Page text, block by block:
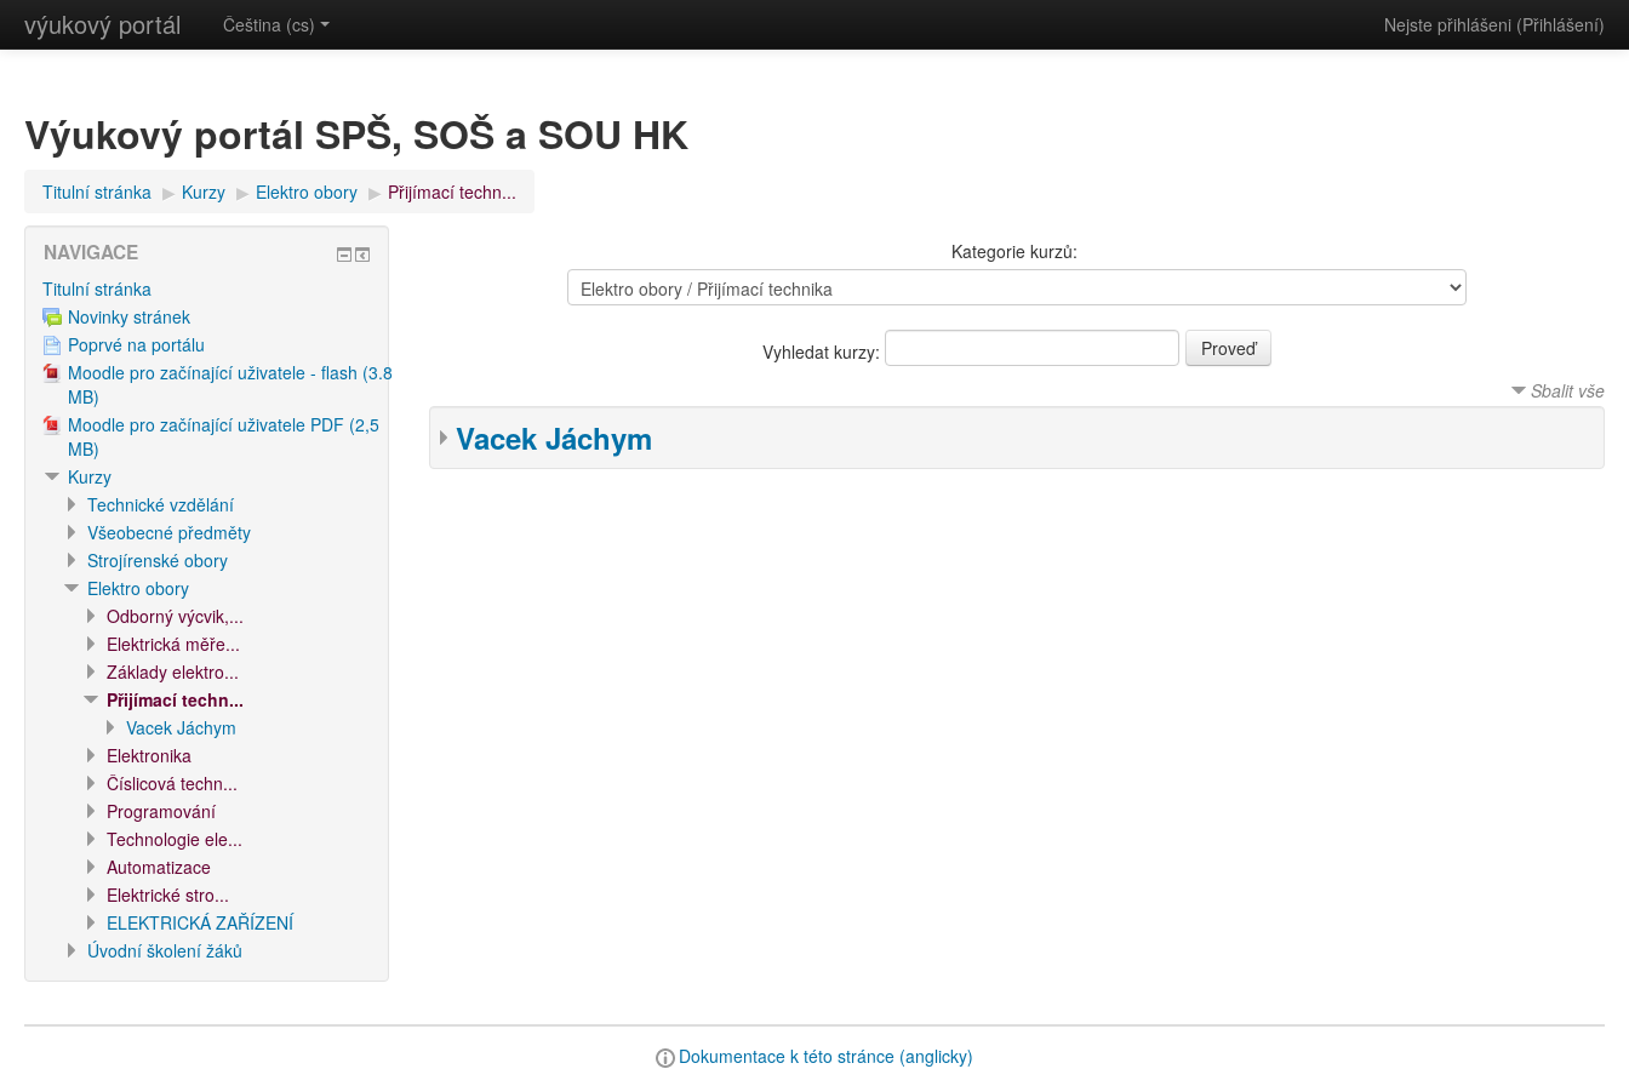
výukový portál Nejste přihlášeni (Přihlášení)
Čeština (cs)
Výukový portál SPŠ, SOŠ a SOU HK
Titulní stránka ▶︎ Kurzy ▶︎ Elektro obory ▶︎ Přijímací techn...
Kategorie kurzů:
Vyhledat kurzy:
Sbalit vše
Vacek Jáchym
NAVIGACE
Titulní stránka
Novinky stránek
Poprvé na portálu
Moodle pro začínající uživatele - flash (3.8
MB)
Moodle pro začínající uživatele PDF (2,5
MB)
Kurzy
Technické vzdělání
Všeobecné předměty
Strojírenské obory
Elektro obory
Odborný výcvik,...
Elektrická měře...
Základy elektro...
Přijímací techn...
Vacek Jáchym
Elektronika
Číslicová techn...
Programování
Technologie ele...
Automatizace
Elektrické stro...
ELEKTRICKÁ ZAŘÍZENÍ
Úvodní školení žáků
Dokumentace k této stránce (anglicky)